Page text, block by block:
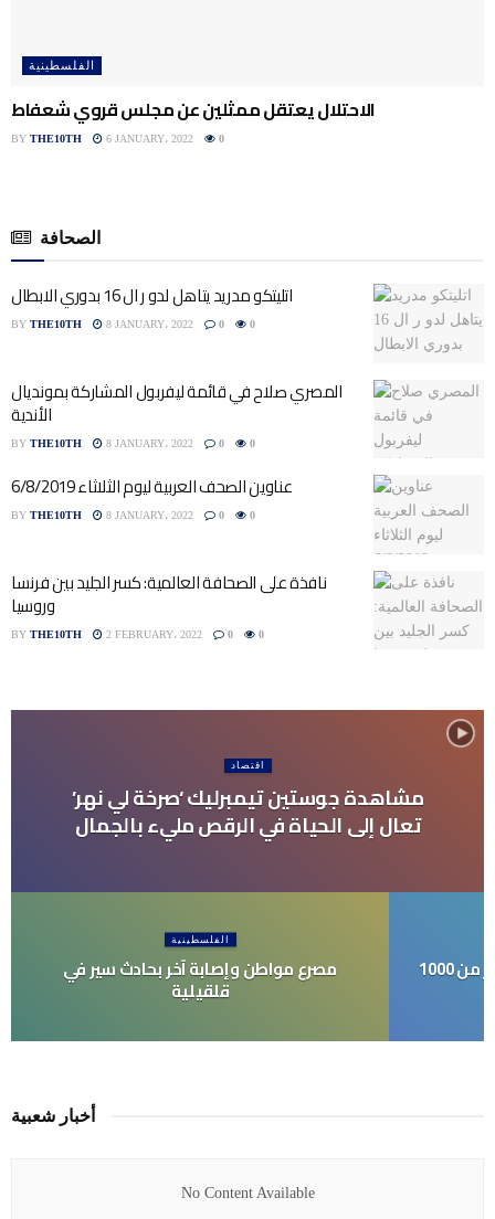
الفلسطينية
الاحتلال يعتقل ممثلين عن مجلس قروي شعفاط
BY THE10TH 6 JANUARY، 2022 0
الصحافة
اتليتكو مدريد يتاهل لدو ر ال 16 بدوري الابطال
BY THE10TH 8 JANUARY، 2022 0 0
المصري صلاح في قائمة ليفربول المشاركة بمونديال
الأندية
BY THE10TH 8 JANUARY، 2022 0 0
عناوين الصحف العربية ليوم الثلاثاء 6/8/2019
BY THE10TH 8 JANUARY، 2022 0 0
نافذة على الصحافة العالمية: كسر الجليد بين فرنسا
وروسيا
BY THE10TH 2 FEBRUARY، 2022 0 0
اقتصاد
مشاهدة جوستين تيمبرليك ‘صرخة لي نهر’
تعال إلى الحياة في الرقص مليء بالجمال
الفلسطينية
مصرع مواطن وإصابة آخر بحادث سير في
قلقيلية
تقدم الهند واي فاي مجاني إلى أكثر من 1000
أخبار شعبية
No Content Available